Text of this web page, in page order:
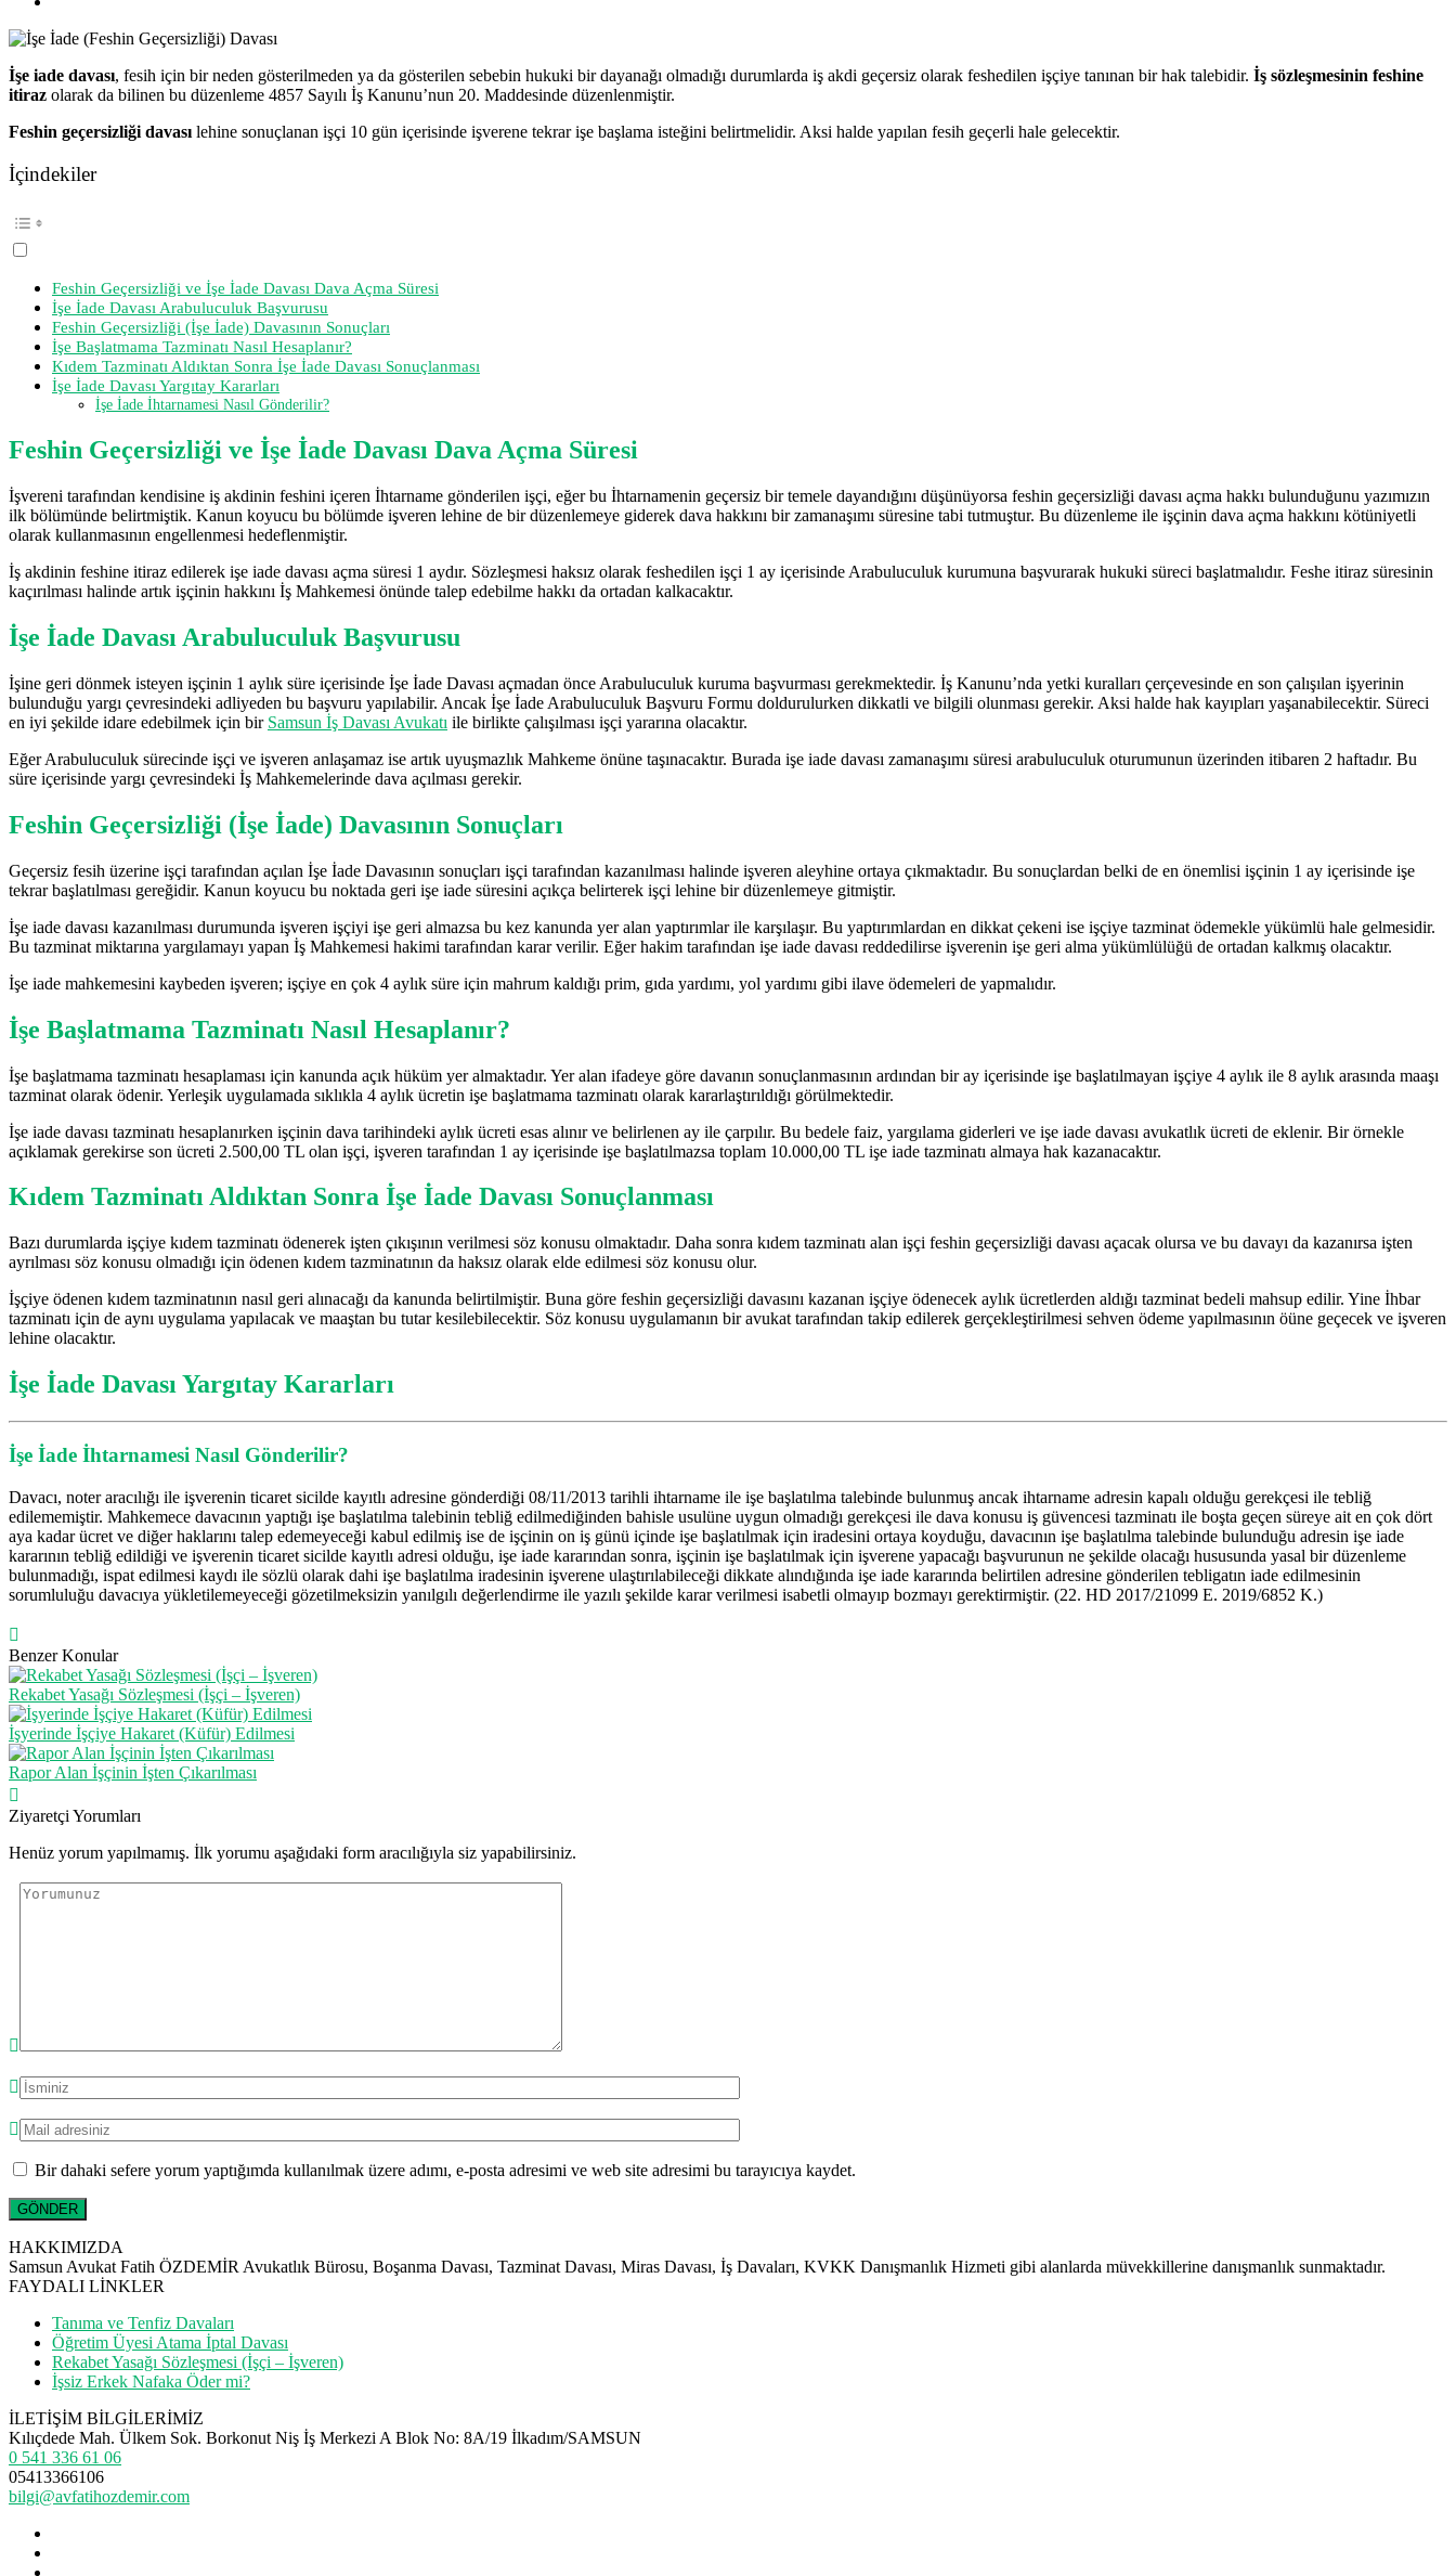
İşe iade davası, fesih için bir neden gösterilmeden ya da gösterilen sebebin hukuki bir dayanağı olmadığı durumlarda iş akdi geçersiz olarak feshedilen işçiye tanınan bir hak talebidir. İş sözleşmesinin feshine
itiraz olarak da bilinen bu düzenleme 4857 Sayılı İş Kanunu’nun 20. Maddesinde düzenlenmiştir.
Feshin geçersizliği davası lehine sonuçlanan işçi 10 gün içerisinde işverene tekrar işe başlama isteğini belirtmelidir. Aksi halde yapılan fesih geçerli hale gelecektir.
İçindekiler
Feshin Geçersizliği ve İşe İade Davası Dava Açma Süresi
İşe İade Davası Arabuluculuk Başvurusu
Feshin Geçersizliği (İşe İade) Davasının Sonuçları
İşe Başlatmama Tazminatı Nasıl Hesaplanır?
Kıdem Tazminatı Aldıktan Sonra İşe İade Davası Sonuçlanması
İşe İade Davası Yargıtay Kararları
İşe İade İhtarnamesi Nasıl Gönderilir?
Feshin Geçersizliği ve İşe İade Davası Dava Açma Süresi
İşvereni tarafından kendisine iş akdinin feshini içeren İhtarname gönderilen işçi, eğer bu İhtarnamenin geçersiz bir temele dayandığını düşünüyorsa feshin geçersizliği davası açma hakkı bulunduğunu yazımızın
ilk bölümünde belirtmiştik. Kanun koyucu bu bölümde işveren lehine de bir düzenlemeye giderek dava hakkını bir zamanaşımı süresine tabi tutmuştur. Bu düzenleme ile işçinin dava açma hakkını kötüniyetli
olarak kullanmasının engellenmesi hedeflenmiştir.
İş akdinin feshine itiraz edilerek işe iade davası açma süresi 1 aydır. Sözleşmesi haksız olarak feshedilen işçi 1 ay içerisinde Arabuluculuk kurumuna başvurarak hukuki süreci başlatmalıdır. Feshe itiraz süresinin
kaçırılması halinde artık işçinin hakkını İş Mahkemesi önünde talep edebilme hakkı da ortadan kalkacaktır.
İşe İade Davası Arabuluculuk Başvurusu
İşine geri dönmek isteyen işçinin 1 aylık süre içerisinde İşe İade Davası açmadan önce Arabuluculuk kuruma başvurması gerekmektedir. İş Kanunu’nda yetki kuralları çerçevesinde en son çalışılan işyerinin
bulunduğu yargı çevresindeki adliyeden bu başvuru yapılabilir. Ancak İşe İade Arabuluculuk Başvuru Formu doldurulurken dikkatli ve bilgili olunması gerekir. Aksi halde hak kayıpları yaşanabilecektir. Süreci
en iyi şekilde idare edebilmek için bir Samsun İş Davası Avukatı ile birlikte çalışılması işçi yararına olacaktır.
Eğer Arabuluculuk sürecinde işçi ve işveren anlaşamaz ise artık uyuşmazlık Mahkeme önüne taşınacaktır. Burada işe iade davası zamanaşımı süresi arabuluculuk oturumunun üzerinden itibaren 2 haftadır. Bu
süre içerisinde yargı çevresindeki İş Mahkemelerinde dava açılması gerekir.
Feshin Geçersizliği (İşe İade) Davasının Sonuçları
Geçersiz fesih üzerine işçi tarafından açılan İşe İade Davasının sonuçları işçi tarafından kazanılması halinde işveren aleyhine ortaya çıkmaktadır. Bu sonuçlardan belki de en önemlisi işçinin 1 ay içerisinde işe
tekrar başlatılması gereğidir. Kanun koyucu bu noktada geri işe iade süresini açıkça belirterek işçi lehine bir düzenlemeye gitmiştir.
İşe iade davası kazanılması durumunda işveren işçiyi işe geri almazsa bu kez kanunda yer alan yaptırımlar ile karşılaşır. Bu yaptırımlardan en dikkat çekeni ise işçiye tazminat ödemekle yükümlü hale gelmesidir.
Bu tazminat miktarına yargılamayı yapan İş Mahkemesi hakimi tarafından karar verilir. Eğer hakim tarafından işe iade davası reddedilirse işverenin işe geri alma yükümlülüğü de ortadan kalkmış olacaktır.
İşe iade mahkemesini kaybeden işveren; işçiye en çok 4 aylık süre için mahrum kaldığı prim, gıda yardımı, yol yardımı gibi ilave ödemeleri de yapmalıdır.
İşe Başlatmama Tazminatı Nasıl Hesaplanır?
İşe başlatmama tazminatı hesaplaması için kanunda açık hüküm yer almaktadır. Yer alan ifadeye göre davanın sonuçlanmasının ardından bir ay içerisinde işe başlatılmayan işçiye 4 aylık ile 8 aylık arasında maaşı
tazminat olarak ödenir. Yerleşik uygulamada sıklıkla 4 aylık ücretin işe başlatmama tazminatı olarak kararlaştırıldığı görülmektedir.
İşe iade davası tazminatı hesaplanırken işçinin dava tarihindeki aylık ücreti esas alınır ve belirlenen ay ile çarpılır. Bu bedele faiz, yargılama giderleri ve işe iade davası avukatlık ücreti de eklenir. Bir örnekle
açıklamak gerekirse son ücreti 2.500,00 TL olan işçi, işveren tarafından 1 ay içerisinde işe başlatılmazsa toplam 10.000,00 TL işe iade tazminatı almaya hak kazanacaktır.
Kıdem Tazminatı Aldıktan Sonra İşe İade Davası Sonuçlanması
Bazı durumlarda işçiye kıdem tazminatı ödenerek işten çıkışının verilmesi söz konusu olmaktadır. Daha sonra kıdem tazminatı alan işçi feshin geçersizliği davası açacak olursa ve bu davayı da kazanırsa işten
ayrılması söz konusu olmadığı için ödenen kıdem tazminatının da haksız olarak elde edilmesi söz konusu olur.
İşçiye ödenen kıdem tazminatının nasıl geri alınacağı da kanunda belirtilmiştir. Buna göre feshin geçersizliği davasını kazanan işçiye ödenecek aylık ücretlerden aldığı tazminat bedeli mahsup edilir. Yine İhbar
tazminatı için de aynı uygulama yapılacak ve maaştan bu tutar kesilebilecektir. Söz konusu uygulamanın bir avukat tarafından takip edilerek gerçekleştirilmesi sehven ödeme yapılmasının öüne geçecek ve işveren
lehine olacaktır.
İşe İade Davası Yargıtay Kararları
İşe İade İhtarnamesi Nasıl Gönderilir?
Davacı, noter aracılığı ile işverenin ticaret sicilde kayıtlı adresine gönderdiği 08/11/2013 tarihli ihtarname ile işe başlatılma talebinde bulunmuş ancak ihtarname adresin kapalı olduğu gerekçesi ile tebliğ
edilememiştir. Mahkemece davacının yaptığı işe başlatılma talebinin tebliğ edilmediğinden bahisle usulüne uygun olmadığı gerekçesi ile dava konusu iş güvencesi tazminatı ile boşta geçen süreye ait en çok dört
aya kadar ücret ve diğer haklarını talep edemeyeceği kabul edilmiş ise de işçinin on iş günü içinde işe başlatılmak için iradesini ortaya koyduğu, davacının işe başlatılma talebinde bulunduğu adresin işe iade
kararının tebliğ edildiği ve işverenin ticaret sicilde kayıtlı adresi olduğu, işe iade kararından sonra, işçinin işe başlatılmak için işverene yapacağı başvurunun ne şekilde olacağı hususunda yasal bir düzenleme
bulunmadığı, ispat edilmesi kaydı ile sözlü olarak dahi işe başlatılma iradesinin işverene ulaştırılabileceği dikkate alındığında işe iade kararında belirtilen adresine gönderilen tebligatın iade edilmesinin
sorumluluğu davacıya yükletilemeyeceği gözetilmeksizin yanılgılı değerlendirme ile yazılı şekilde karar verilmesi isabetli olmayıp bozmayı gerektirmiştir. (22. HD 2017/21099 E. 2019/6852 K.)
Benzer Konular
Rekabet Yasağı Sözleşmesi (İşçi – İşveren)
İşyerinde İşçiye Hakaret (Küfür) Edilmesi
Rapor Alan İşçinin İşten Çıkarılması
Ziyaretçi Yorumları
Henüz yorum yapılmamış. İlk yorumu aşağıdaki form aracılığıyla siz yapabilirsiniz.
Bir dahaki sefere yorum yaptığımda kullanılmak üzere adımı, e-posta adresimi ve web site adresimi bu tarayıcıya kaydet.
HAKKIMIZDA
Samsun Avukat Fatih ÖZDEMİR Avukatlık Bürosu, Boşanma Davası, Tazminat Davası, Miras Davası, İş Davaları, KVKK Danışmanlık Hizmeti gibi alanlarda müvekkillerine danışmanlık sunmaktadır.
FAYDALI LİNKLER
Tanıma ve Tenfiz Davaları
Öğretim Üyesi Atama İptal Davası
Rekabet Yasağı Sözleşmesi (İşçi – İşveren)
İşsiz Erkek Nafaka Öder mi?
İLETİŞİM BİLGİLERİMİZ
Kılıçdede Mah. Ülkem Sok. Borkonut Niş İş Merkezi A Blok No: 8A/19 İlkadım/SAMSUN
0 541 336 61 06
05413366106
bilgi@avfatihozdemir.com